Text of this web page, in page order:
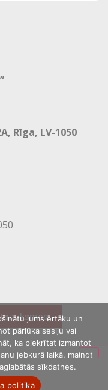
Rīga, LV-1050
jums ērtāku un
pārlūka sesiju vai
ka piekrītat izmantot
jebkurā laikā, mainot
sīkdatnes.
politika